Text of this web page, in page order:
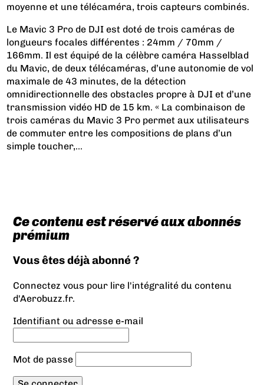
moyenne et une télécaméra, trois capteurs combinés.
Le Mavic 3 Pro de DJI est doté de trois caméras de
longueurs focales différentes : 24mm / 70mm /
166mm. Il est équipé de la célèbre caméra Hasselblad
du Mavic, de deux télécaméras, d’une autonomie de vol
maximale de 43 minutes, de la détection
omnidirectionnelle des obstacles propre à DJI et d’une
transmission vidéo HD de 15 km. « La combinaison de
trois caméras du Mavic 3 Pro permet aux utilisateurs
de commuter entre les compositions de plans d’un
simple toucher,...
Ce contenu est réservé aux abonnés
prémium
Vous êtes déjà abonné ?
Connectez vous pour lire l'intégralité du contenu
d'Aerobuzz.fr.
Identifiant ou adresse e-mail
Mot de passe